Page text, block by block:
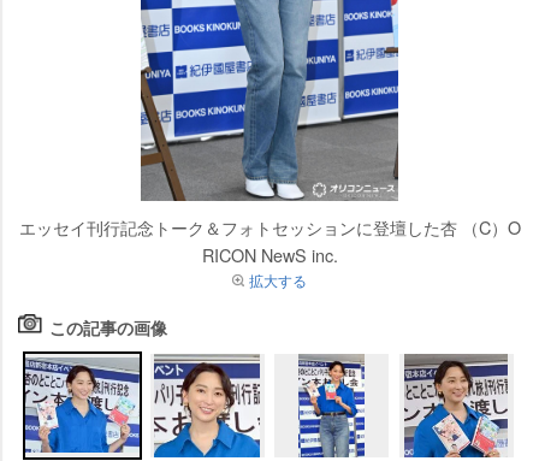
エッセイ刊行記念トーク＆フォトセッションに登壇した杏 （C）O
RICON NewS inc.
拡大する
この記事の画像